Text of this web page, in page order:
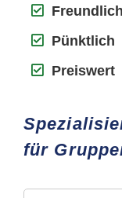
Freundlich
Pünktlich
Preiswert
für